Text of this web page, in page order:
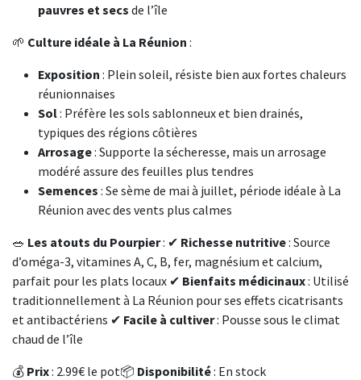
pauvres et secs de l’île
🌱 Culture idéale à La Réunion :
Exposition : Plein soleil, résiste bien aux fortes chaleurs
réunionnaises
Sol: Préfère les sols sablonneux et bien drainés,
typiques des régions côtières
Arrosage: Supporte la sécheresse, mais un arrosage
modéré assure des feuilles plus tendres
Semences : Se sème de mai à juillet, période idéale à La
Réunion avec des vents plus calmes
🥗 Les atouts du Pourpier: ✔ Richesse nutritive: Source
d’oméga-3, vitamines A, C, B, fer, magnésium et calcium,
parfait pour les plats locaux ✔ Bienfaits médicinaux: Utilisé
traditionnellement à La Réunion pour ses effets cicatrisants
et antibactériens ✔ Facile à cultiver: Pousse sous le climat
chaud de l’île
💰 Prix: 2.99€ le pot📦 Disponibilité: En stock